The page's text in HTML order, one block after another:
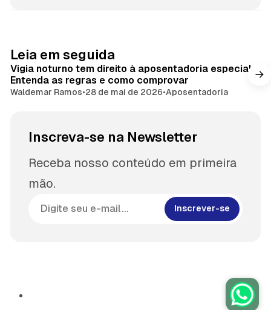
Leia em seguida
Vigia noturno tem direito à aposentadoria especial?
Entenda as regras e como comprovar
Waldemar Ramos•28 de mai de 2026•Aposentadoria
Inscreva-se na Newsletter
Receba nosso conteúdo em primeira
mão.
Inscrever-se